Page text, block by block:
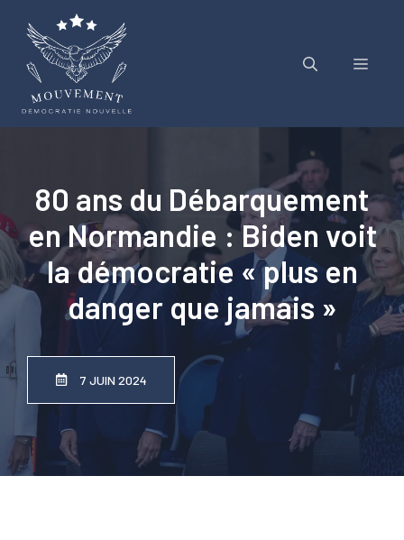
contenu
Menu
80 ans du Débarquement
en Normandie : Biden voit
la démocratie « plus en
danger que jamais »
7 JUIN 2024